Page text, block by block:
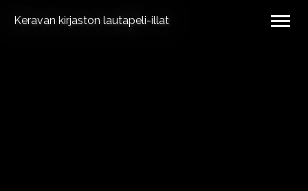
Keravan kirjaston lautapeli-illat